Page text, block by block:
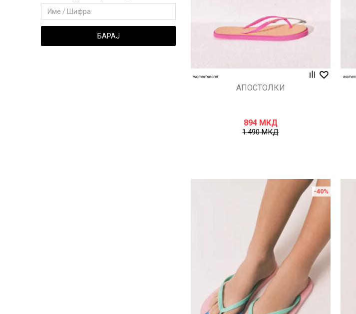
БАРАЈ
АПОСТОЛКИ
894 МКД
1.490МКД
Uporedi
-40%